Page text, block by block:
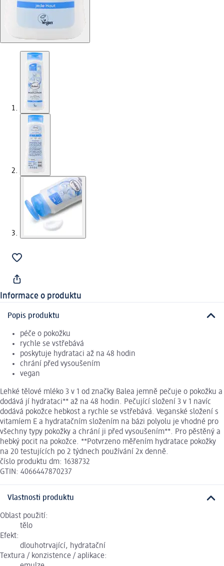
Informace o produktu
Popis produktu
péče o pokožku
rychle se vstřebává
poskytuje hydrataci až na 48 hodin
chrání před vysoušením
vegan
Lehké tělové mléko 3 v 1 od značky Balea jemně pečuje o pokožku a
dodává jí hydrataci** až na 48 hodin. Pečující složení 3 v 1 navíc
dodává pokožce hebkost a rychle se vstřebává. Veganské složení s
vitamíem E a hydratačním složením na bázi polyolu je vhodné pro
všechny typy pokožky a chrání ji před vysoušením**. Pro pěstěný a
hebký pocit na pokožce. **Potvrzeno měřením hydratace pokožky
na 20 testujících po 2 týdnech používání 2x denně.
číslo produktu dm: 1638732
GTIN: 4066447870237
Vlastnosti produktu
Oblast použití:
tělo
Efekt:
dlouhotrvající, hydratační
Textura / konzistence / aplikace: